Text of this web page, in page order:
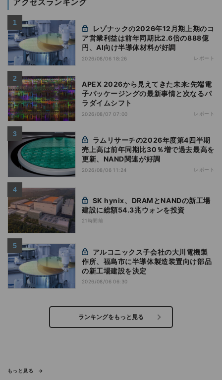
ア営業利益は前年同期比2.6倍の888億
円、AI向け半導体材料が好調
2026/08/06 18:26 レポート
APEX 2026から見えてきた未来:先端電
子パッケージングの最新事情と次なるパ
ラダイムシフト
2026/08/07 07:00 レポート
売上高は前年同期比30％増で過去最高を
更新、NAND関連が好調
2026/08/06 11:24 レポート
建設に総額54.3兆ウォンを投資
21時間前
作所、福島市に半導体製造装置向け部品
の新工場建設を決定
2026/08/06 06:30
ランキングをもっと見る
もっと見る